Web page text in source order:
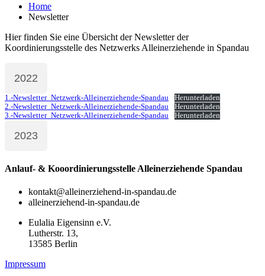
Home
Newsletter
Hier finden Sie eine Übersicht der Newsletter der
Koordinierungsstelle des Netzwerks Alleinerziehende in Spandau
2022
1.-Newsletter_Netzwerk-Alleinerziehende-Spandau
Herunterladen
2.-Newsletter_Netzwerk-Alleinerziehende-Spandau
Herunterladen
3.-Newsletter_Netzwerk-Alleinerziehende-Spandau
Herunterladen
2023
Anlauf- & Kooordinierungsstelle Alleinerziehende Spandau
kontakt@alleinerziehend-in-spandau.de
alleinerziehend-in-spandau.de
Eulalia Eigensinn e.V.
Lutherstr. 13,
13585 Berlin
Impressum